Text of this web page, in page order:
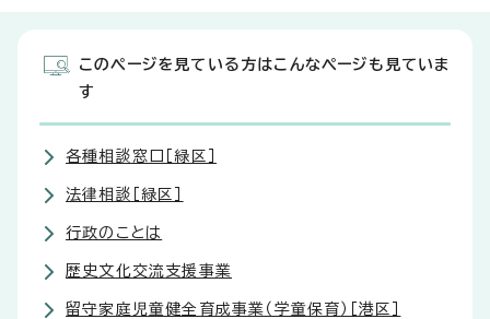
このページを見ている方はこんなページも見ていま
す
各種相談窓口［緑区］
法律相談［緑区］
行政のことは
歴史文化交流支援事業
留守家庭児童健全育成事業（学童保育）［港区］